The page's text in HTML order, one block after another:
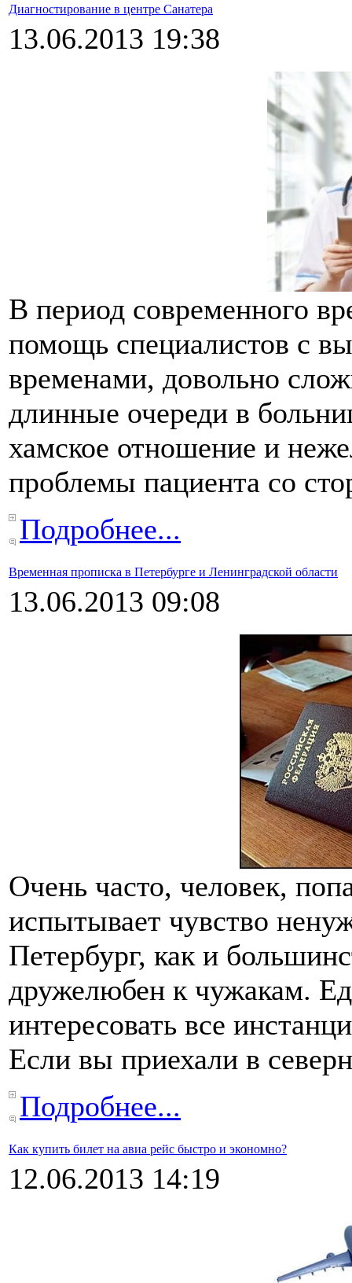
Диагностирование в центре Санатера
13.06.2013 19:38
В период современного
помощь специалистов с
временами, довольно
длинные очереди в
хамское отношение и
проблемы пациента со
Подробнее...
Временная прописка в Петербурге и Ленинградской области
13.06.2013 09:08
Очень часто, человек,
испытывает чувство
Петербург, как и
дружелюбен к чужакам.
интересовать все
Если вы приехали в
Подробнее...
Как купить билет на авиа рейс быстро и экономно?
12.06.2013 14:19